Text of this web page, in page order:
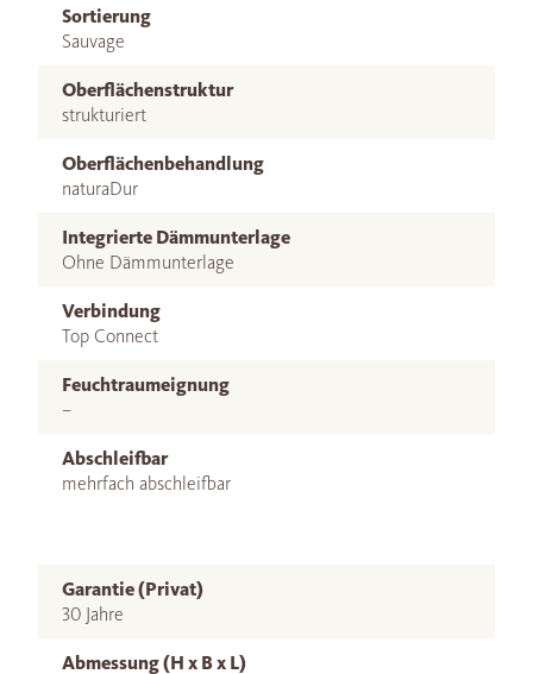
Sortierung
Sauvage
Oberflächenstruktur
strukturiert
Oberflächenbehandlung
naturaDur
Integrierte Dämmunterlage
Ohne Dämmunterlage
Verbindung
Top Connect
Feuchtraumeignung
–
Abschleifbar
mehrfach abschleifbar
Garantie (Privat)
30 Jahre
Abmessung (H x B x L)